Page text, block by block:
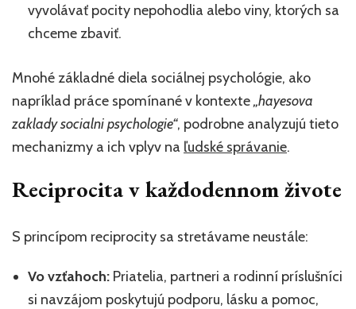
vyvolávať pocity nepohodlia alebo viny, ktorých sa
chceme zbaviť.
Mnohé základné diela sociálnej psychológie, ako
napríklad práce spomínané v kontexte„hayesova
zaklady socialni psychologie“, podrobne analyzujú tieto
mechanizmy a ich vplyv na ľudské správanie.
Reciprocita v každodennom živote
S princípom reciprocity sa stretávame neustále:
Vo vzťahoch: Priatelia, partneri a rodinní príslušníci
si navzájom poskytujú podporu, lásku a pomoc,